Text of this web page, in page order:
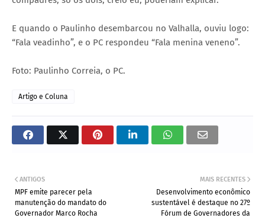
E quando o Paulinho desembarcou no Valhalla, ouviu logo:
“Fala veadinho”, e o PC respondeu “Fala menina veneno”.
Foto: Paulinho Correia, o PC.
Artigo e Coluna
MAIS RECENTES
Desenvolvimento econômico
sustentável é destaque no 27º
Fórum de Governadores da
ANTIGOS
MPF emite parecer pela
manutenção do mandato do
Governador Marco Rocha